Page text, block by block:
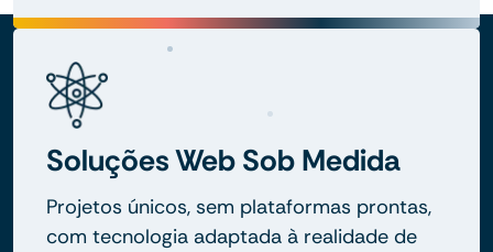
Soluções Web Sob Medida
Projetos únicos, sem plataformas prontas,
com tecnologia adaptada à realidade de